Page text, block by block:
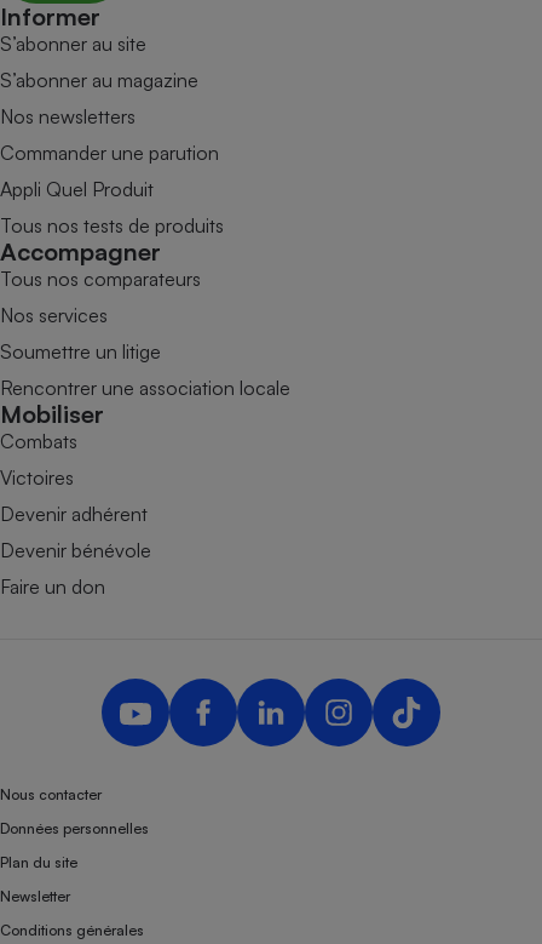
Informer
S’abonner au site
S’abonner au magazine
Nos newsletters
Commander une parution
Appli Quel Produit
Tous nos tests de produits
Accompagner
Tous nos comparateurs
Nos services
Soumettre un litige
Rencontrer une association locale
Mobiliser
Combats
Victoires
Devenir adhérent
Devenir bénévole
Faire un don
Nous contacter
Données personnelles
Plan du site
Newsletter
Conditions générales